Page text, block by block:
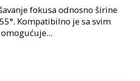
fokusa odnosno širine
Kompatibilno je sa svim